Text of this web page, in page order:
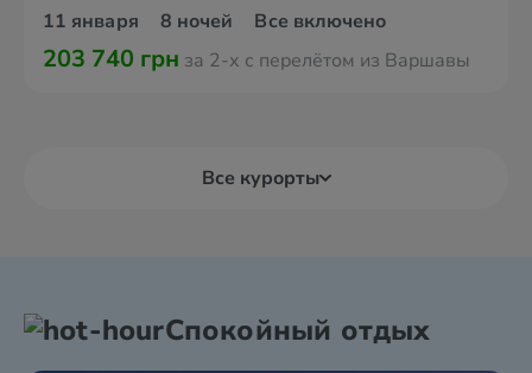
11 января 8 ночей Все включено
203 740 грн за 2-х с перелётом из Варшавы
Все курорты
Спокойный отдых